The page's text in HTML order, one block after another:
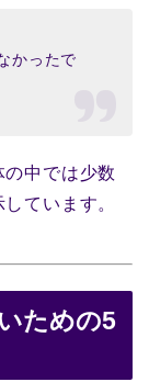
かったで
中では少数
ています。
ための5